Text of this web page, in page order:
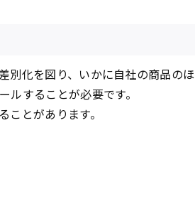
別化を図り、いかに自社の商品のほ
することが必要です。
ことがあります。